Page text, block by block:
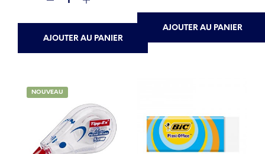
AJOUTER AU PANIER
AJOUTER AU PANIER
NOUVEAU